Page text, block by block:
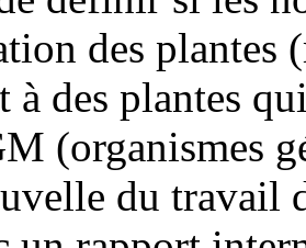
des plantes
à des plantes
(organismes
du travail